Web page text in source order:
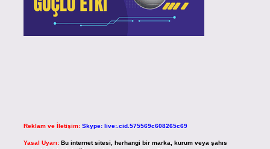
Reklam ve İletişim: Skype: live:.cid.575569c608265c69
Yasal Uyarı: Bu internet sitesi, herhangi bir marka, kurum veya şahıs